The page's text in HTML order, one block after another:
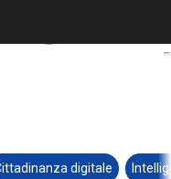
digitale